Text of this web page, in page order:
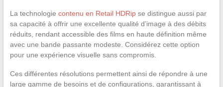
La technologie contenu en Retail HDRipse distingue aussi par
sa capacité à offrir une excellente qualité d’image à des débits
réduits, rendant accessible des films en haute définition même
avec une bande passante modeste. Considérez cette option
pour une expérience visuelle sans compromis.
Ces différentes résolutions permettent ainsi de répondre à une
large gamme de besoins et de configurations, garantissant à